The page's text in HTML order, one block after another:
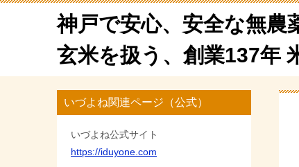
神戸で安心、安全な無農
玄米を扱う、創業137年
いづよね関連ページ（公式）
いづよね公式サイト
https://iduyone.com